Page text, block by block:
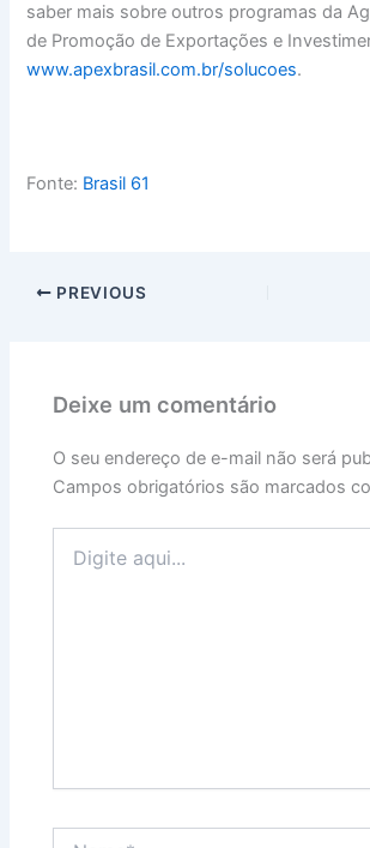
saber mais sobre outros programas da
de Promoção de Exportações e
www.apexbrasil.com.br/solucoes.
Fonte: Brasil 61
PREVIOUS
Deixe um comentário
O seu endereço de e-mail não será
Campos obrigatórios são marcados
aqui...